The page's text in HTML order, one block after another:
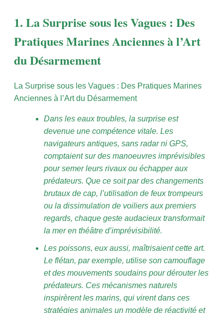
1. La Surprise sous les Vagues : Des
Pratiques Marines Anciennes à l’Art
du Désarmement
La Surprise sous les Vagues : Des Pratiques Marines
Anciennes à l’Art du Désarmement
Dans les eaux troubles, la surprise est
devenue une compétence vitale. Les
navigateurs antiques, sans radar ni GPS,
comptaient sur des manoeuvres imprévisibles
pour semer leurs rivaux ou échapper aux
prédateurs. Que ce soit par des changements
brutaux de cap, l’utilisation de feux trompeurs
ou la dissimulation de voiliers aux premiers
regards, chaque geste audacieux transformait
la mer en théâtre d’imprévisibilité.
Les poissons, eux aussi, maîtrisaient cette art.
Le flétan, par exemple, utilise son camouflage
et des mouvements soudains pour dérouter les
prédateurs. Ces mécanismes naturels
inspirèrent les marins, qui virent dans ces
stratégies animales un modèle de réactivité et